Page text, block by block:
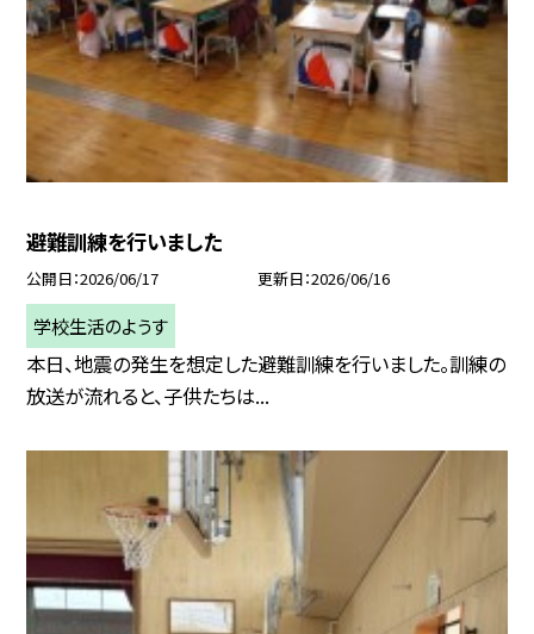
避難訓練を行いました
公開日 2026/06/17 更新日 2026/06/16
学校生活のようす
本日、地震の発生を想定した避難訓練を行いました。訓練の
放送が流れると、子供たちは...